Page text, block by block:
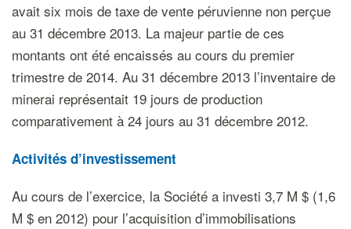
avait six mois de taxe de vente péruvienne non perçue
au 31 décembre 2013. La majeur partie de ces
montants ont été encaissés au cours du premier
trimestre de 2014. Au 31 décembre 2013 l’inventaire de
minerai représentait 19 jours de production
comparativement à 24 jours au 31 décembre 2012.
Activités d’investissement
Au cours de l’exercice, la Société a investi 3,7 M $ (1,6
M $ en 2012) pour l’acquisition d’immobilisations